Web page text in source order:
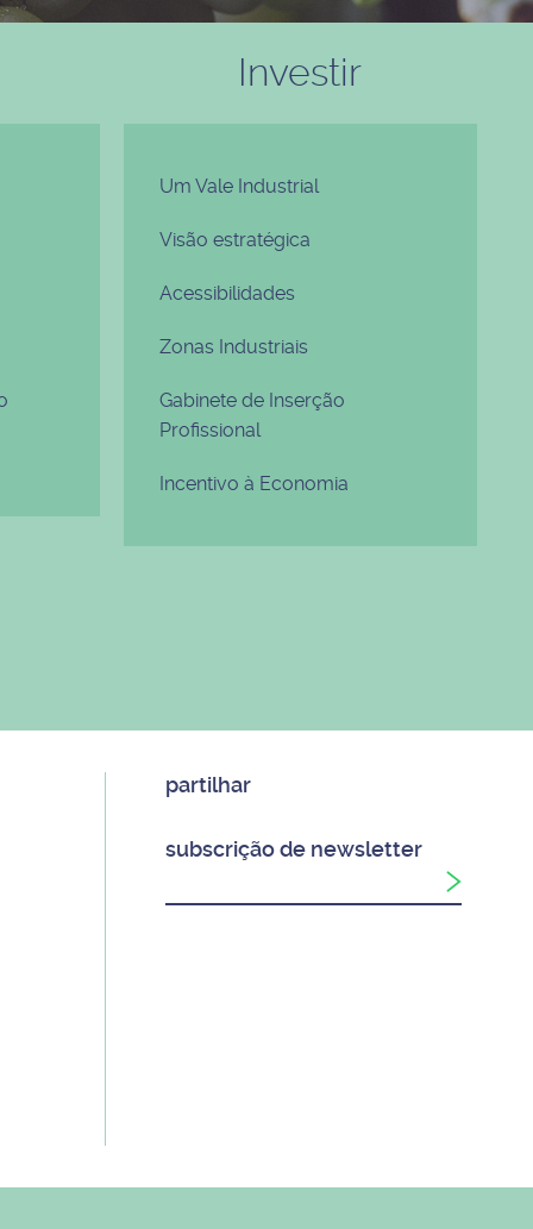
Investir
Um Vale Industrial
Visão estratégica
Acessibilidades
Zonas Industriais
Gabinete de Inserção
Profissional
Incentivo à Economia
partilhar
subscrição de newsletter